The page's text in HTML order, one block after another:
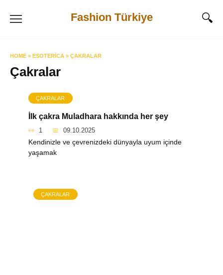
Fashion Türkiye
HOME » ESOTERICA » ÇAKRALAR
Çakralar
ÇAKRALAR
İlk çakra Muladhara hakkında her şey
1 09.10.2025
Kendinizle ve çevrenizdeki dünyayla uyum içinde
yaşamak
ÇAKRALAR